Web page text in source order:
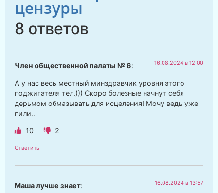
цензуры
8 ответов
Член общественной палаты № 6: 16.08.2024 в 12:00
А у нас весь местный минздравчик уровня этого
поджигателя тел.))) Скоро болезные начнут себя
дерьмом обмазывать для исцеления! Мочу ведь уже
пили…
10 2
Ответить
Маша лучше знает: 16.08.2024 в 13:57